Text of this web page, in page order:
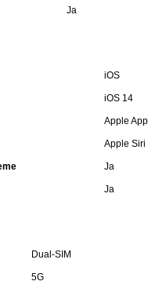
Ja
iOS
iOS 14
Apple
Apple Siri
Ja
Ja
Dual-SIM
5G